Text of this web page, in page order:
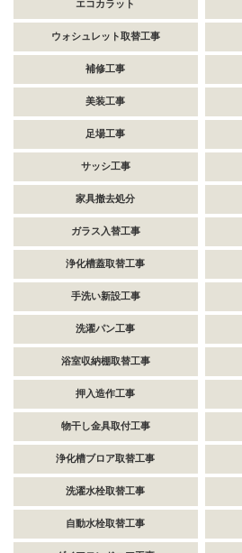
エコカラット
ウォシュレット取替工事
補修工事
美装工事
足場工事
サッシ工事
家具撤去処分
ガラス入替工事
浄化槽蓋取替工事
手洗い新設工事
洗濯パン工事
浴室収納棚取替工事
押入造作工事
物干し金具取付工事
浄化槽ブロア取替工事
洗濯水栓取替工事
自動水栓取替工事